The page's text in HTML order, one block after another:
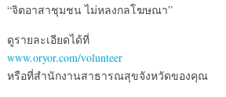
“จิตอาสาชุมชน ไม่หลงกลโฆษณา”
ดูรายละเอียดได้ที่
www.oryor.com/volunteer
หรือที่สำนักงานสาธารณสุขจังหวัดของคุณ